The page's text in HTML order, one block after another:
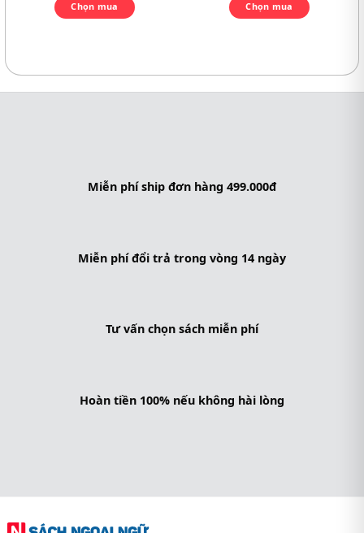
Chọn mua Chọn mua
Miễn phí ship đơn hàng 499.000đ
Miễn phí đổi trả trong vòng 14 ngày
Tư vấn chọn sách miễn phí
Hoàn tiền 100% nếu không hài lòng